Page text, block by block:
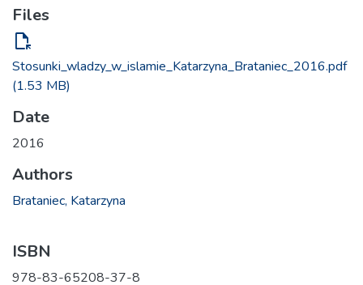
Files
file_open
Stosunki_wladzy_w_islamie_Katarzyna_Brataniec_2016.pdf
(1.53 MB)
Date
2016
Authors
Brataniec, Katarzyna
ISBN
978-83-65208-37-8